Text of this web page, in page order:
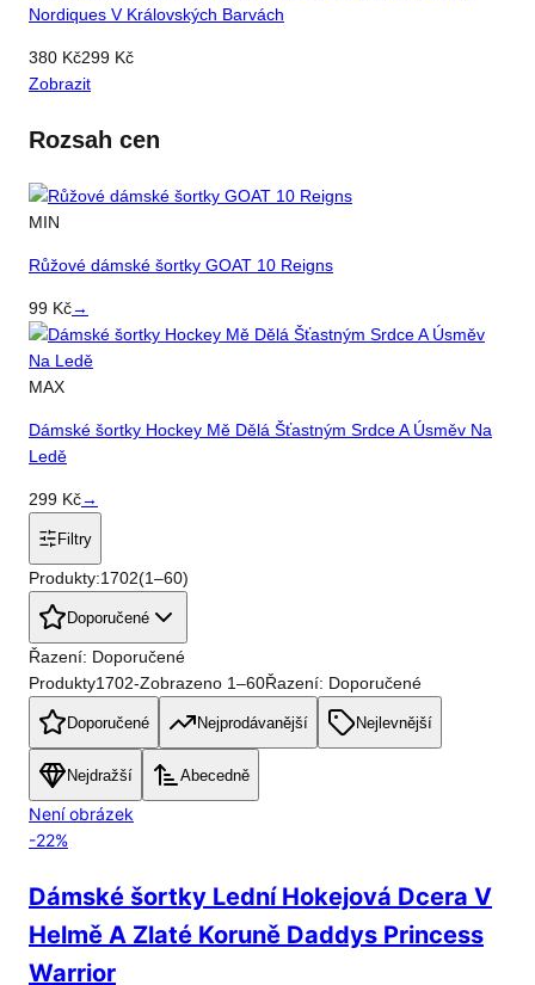
Nordiques V Královských Barvách
380 Kč299 Kč
Zobrazit
Rozsah cen
MIN
Růžové dámské šortky GOAT 10 Reigns
99 Kč→
MAX
Dámské šortky Hockey Mě Dělá Šťastným Srdce A Úsměv Na
Ledě
299 Kč→
Filtry
Produkty:1702(1–60)
Doporučené
Řazení: Doporučené
Produkty1702-Zobrazeno 1–60Řazení: Doporučené
Doporučené Nejprodávanější Nejlevnější
Nejdražší Abecedně
Není obrázek
-22%
Dámské šortky Lední Hokejová Dcera V
Helmě A Zlaté Koruně Daddys Princess
Warrior